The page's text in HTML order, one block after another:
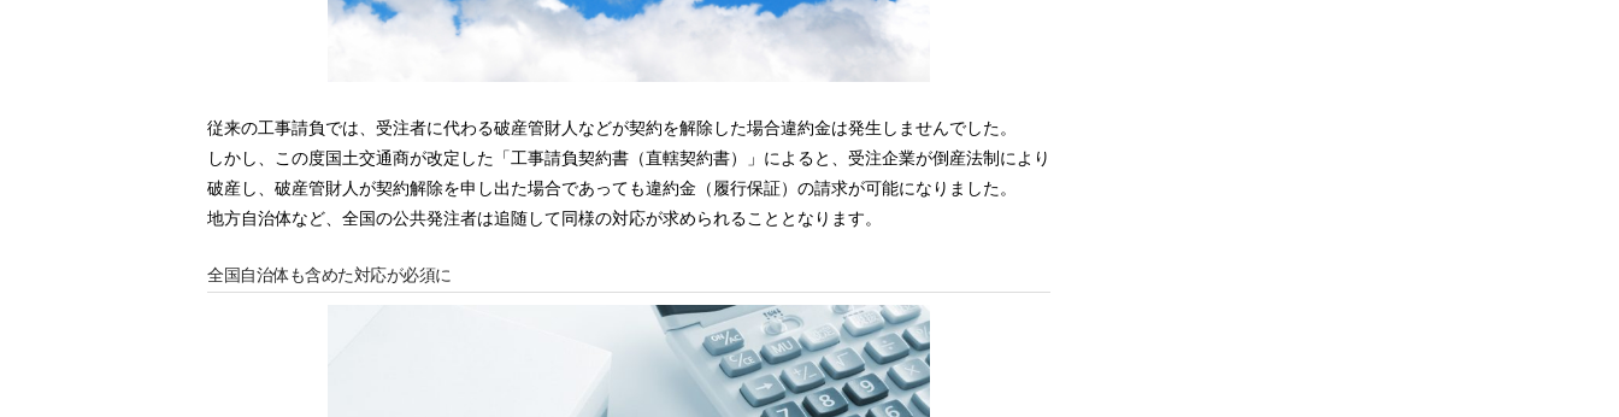
従来の工事請負では、受注者に代わる破産管財人などが契約を解除した場合違約金は発生しませんでした。
しかし、この度国土交通商が改定した「工事請負契約書（直轄契約書）」によると、受注企業が倒産法制により
破産し、破産管財人が契約解除を申し出た場合であっても違約金（履行保証）の請求が可能になりました。
地方自治体など、全国の公共発注者は追随して同様の対応が求められることとなります。
全国自治体も含めた対応が必須に